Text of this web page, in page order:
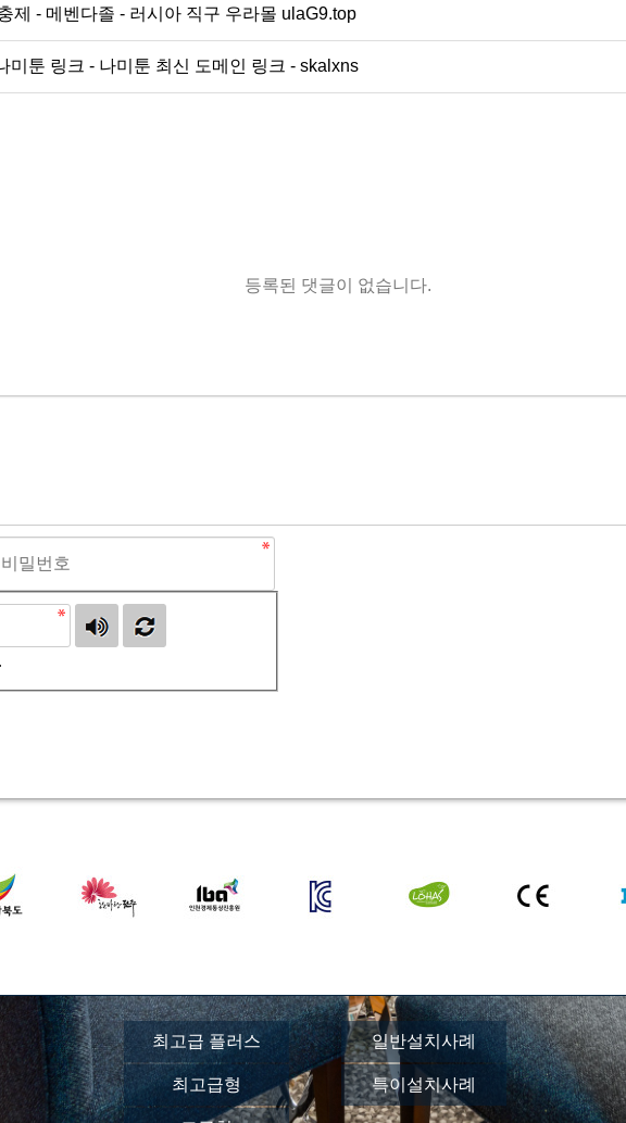
제 - 메벤다졸 - 러시아 직구 우라몰 ulaG9.top
미툰 링크 - 나미툰 최신 도메인 링크 - skalxns
등록된 댓글이 없습니다.
최고급 플러스
최고급형
일반설치사례
특이설치사례